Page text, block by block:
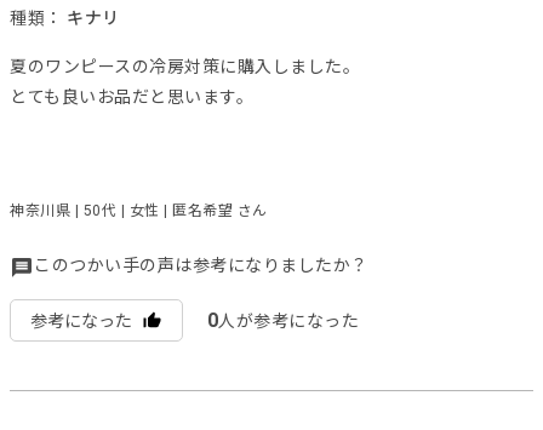
種類： キナリ
夏のワンピースの冷房対策に購入しました。
とても良いお品だと思います。
神奈川県 | 50代 | 女性 | 匿名希望 さん
このつかい手の声は参考になりましたか？
参考になった 0人が参考になった